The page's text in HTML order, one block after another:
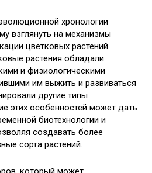
хронологии
взглянуть на механизмы
цветковых растений.
растения обладали
и физиологическими
им выжить и развиваться
другие типы
этих особенностей может дать
биотехнологии и
создавать более
сорта растений.